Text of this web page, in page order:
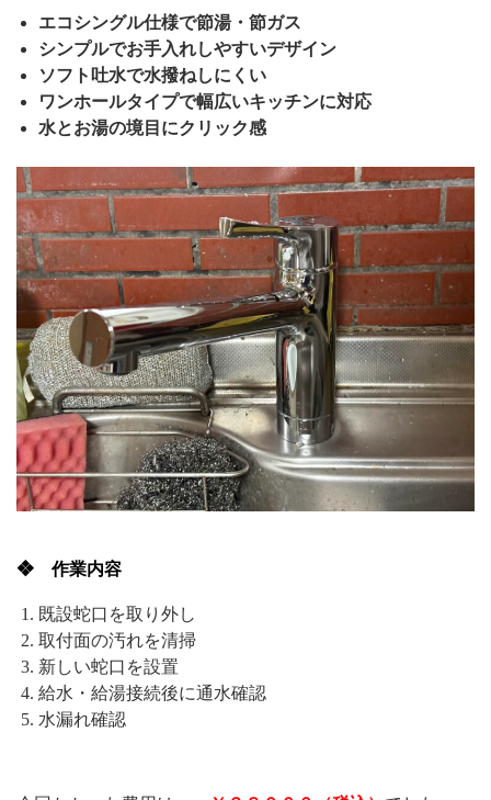
エコシングル仕様で節湯・節ガス
シンプルでお手入れしやすいデザイン
ソフト吐水で水撥ねしにくい
ワンホールタイプで幅広いキッチンに対応
水とお湯の境目にクリック感
❖ 作業内容
既設蛇口を取り外し
取付面の汚れを清掃
新しい蛇口を設置
給水・給湯接続後に通水確認
水漏れ確認